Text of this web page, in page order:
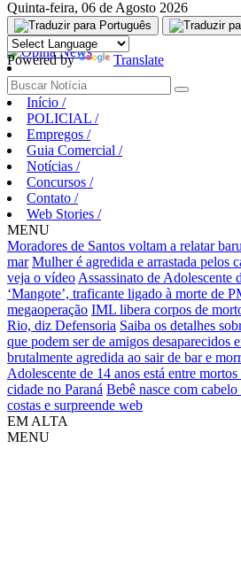
Aguarde, carregando...
Quinta-feira, 06 de Agosto 2026
Powered by Translate
Início /
POLICIAL /
Empregos /
Guia Comercial /
Notícias /
Concursos /
Contato /
Web Stories /
MENU
Moradores de Santos voltam a relatar
mar Mulher é agredida e arrastada pelos
veja o vídeo Assassinato de Adolescente
‘Mangote’, traficante ligado à morte de
megaoperação IML libera corpos de
Rio, diz Defensoria Saiba os detalhes
que podem ser de amigos desaparecidos
brutalmente agredida ao sair de bar e
Adolescente de 14 anos está entre
cidade no Paraná Bebê nasce com cabelo
costas e surpreende web
EM ALTA
MENU